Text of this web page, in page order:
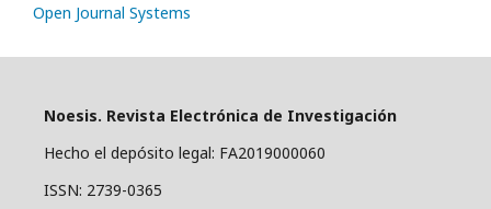
Open Journal Systems
Noesis. Revista Electrónica de Investigación
Hecho el depósito legal: FA2019000060
ISSN: 2739-0365